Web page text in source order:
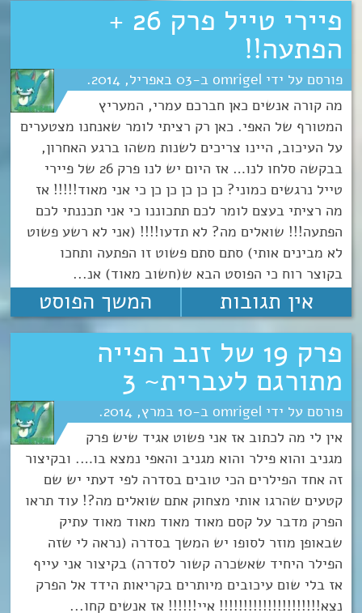
פיירי טייל פרק 26 +
הפתעה!!
omrigel
03 אפריל 2014
מה קורה אנשים כאן חברכם עמרי, המעריץ
המטורף של האפי. כאן רק רציתי לומר שאנחנו מצטערים
על העיכוב, היינו צריכים לשנות משהו ברגע האחרון,
בבקשה סלחו לנו… אז היום יש לנו פרק 26 של פיירי
טייל נרגשים כמוני? כן כן כן כן כן כי אני מאוד!!!!! אז
מה רציתי בעצם לומר לכם תתכוננו כי אני תכננתי לכם
הפתעה!!! שואלים מה? לא תדעו!!!! (אני לא רשע פשוט
לא מבינים אותי) סתם סתם פשוט זו הפתעה ותחכו
בקוצר רוח כי הפוסט הבא ש(חשוב מאוד) אנ...
אין תגובות המשך הפוסט
פרק 19 של זנב הפייה
מתורגם לעברית~ 3
omrigel
10 מרץ 2014
אין לי מה לכתוב אז אני פשוט אגיד שיש פרק
מגניב והוא פילר והוא מגניב והאפי נמצא בו…. ובקיצור
זה אחד הפילרים הכי טובים בסדרה לפי דעתי יש שם
קטעים שהרגו אותי מצחוק אתם שואלים מה?! עוד תראו
הפרק מדבר על קסם מאוד מאוד מאוד מאוד עתיק
שבאופן מוזר לסופו יש המשך בסדרה (נראה לי שזה
הפילר היחיד שאשכרה קשור לסדרה) בקיצור אני עייף
אז בלי שום עיכובים מיותרים בקריאות הידד אל הפרק
נצא!!!!!!!!!!!!!!!!!!!!! איי!!!!!! אז אנשים קחו...